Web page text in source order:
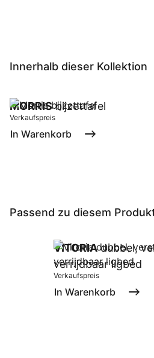
Innerhalb dieser Kollektion
MORRISbijzettafel
Verkaufspreis
In Warenkorb
Passend zu diesem
VITORIAdubbel,
verrijdbaar ligbed
Verkaufspreis
In Warenkorb